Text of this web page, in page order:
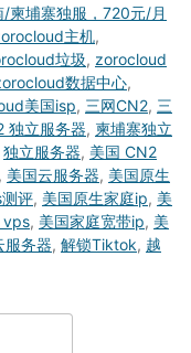
柬埔寨独服，720元/月
主机,
垃圾, zorocloud
数据中心,
美国isp, 三网CN2, 三
独立服务器, 柬埔寨独立
独立服务器, 美国 CN2
, 美国云服务器, 美国原生
评, 美国原生家庭ip, 美
vps, 美国家庭宽带ip, 美
服务器, 解锁Tiktok, 越